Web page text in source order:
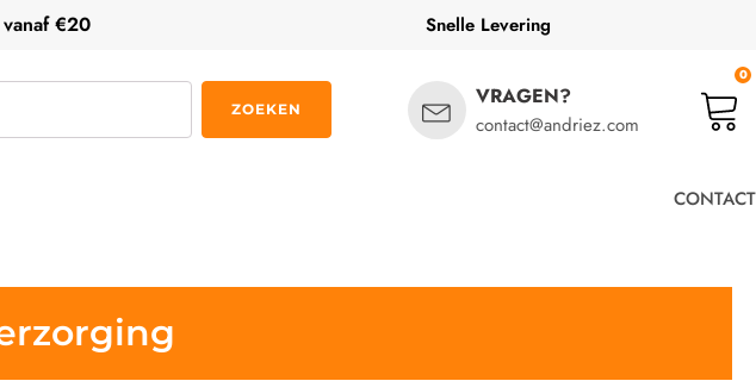
€20 Snelle Levering
ZOEKEN VRAGEN?
contact@andriez.com
0
CONTACT